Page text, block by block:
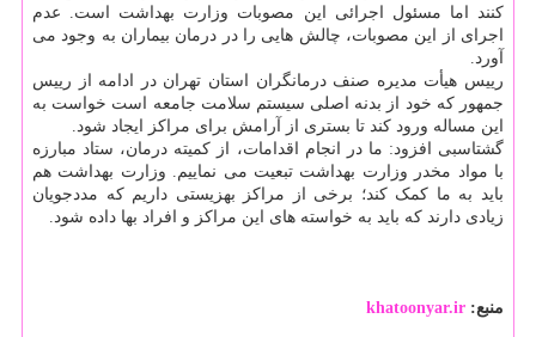
کنند اما مسئول اجرائی این مصوبات وزارت بهداشت است. عدم
اجرای از این مصوبات، چالش هایی را در درمان بیماران به وجود می
آورد.
رییس هیأت مدیره صنف درمانگران استان تهران در ادامه از رییس
جمهور که خود از بدنه اصلی سیستم سلامت جامعه است خواست به
این مساله ورود کند تا بستری از آرامش برای مراکز ایجاد شود.
گشتاسبی افزود: ما در انجام اقدامات، از کمیته درمان، ستاد مبارزه
با مواد مخدر وزارت بهداشت تبعیت می نماییم. وزارت بهداشت هم
باید به ما کمک کند؛ برخی از مراکز بهزیستی داریم که مددجویان
زیادی دارند که باید به خواسته های این مراکز و افراد بها داده شود.
منبع: khatoonyar.ir